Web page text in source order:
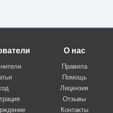
О нас
Правила
Помощь
Лицензия
Отзывы
Контакты